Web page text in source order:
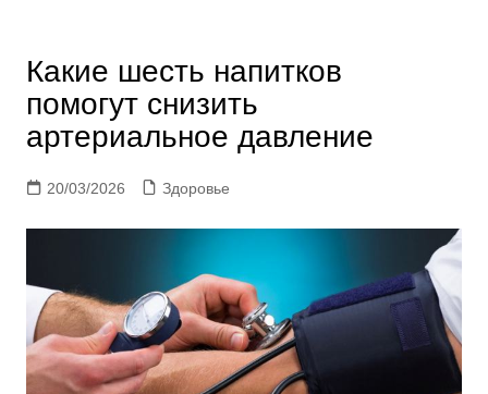
Какие шесть напитков
помогут снизить
артериальное давление
20/03/2026 Здоровье